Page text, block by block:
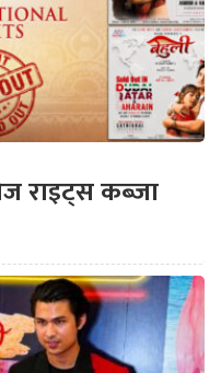
राइट्स कब्जा